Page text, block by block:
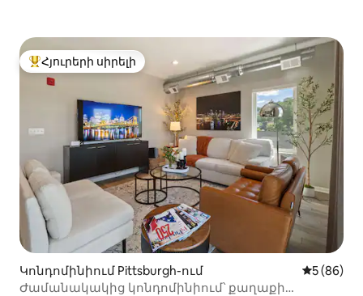
Հյուրերի սիրելի լավագույն տները
Հյուրերի սիրելի
Կոնդոմինիում Pittsburgh-ում Միջին
5 (86)
Ժամանակակից կոնդոմինիում՝ քաղաքի